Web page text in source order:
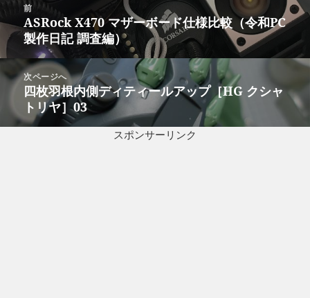
ビ
ゲ
ー
ン
前
前
の
稿:
ASRock X470 マザーボード仕様比較（令和PC
製作日記 調査編）
次ページへ
次
の
投
四枚羽根内側ディティールアップ［HG クシャ
トリヤ］03
スポンサーリンク